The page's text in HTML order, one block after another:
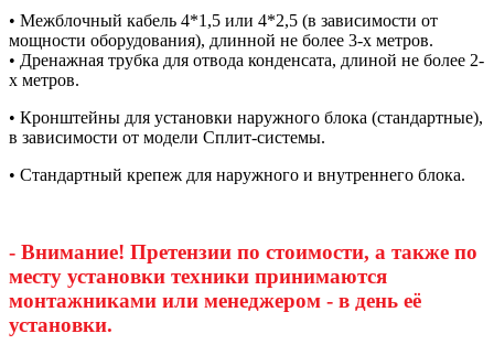
• Межблочный кабель 4*1,5 или 4*2,5 (в зависимости от
мощности оборудования), длинной не более 3-х метров.
• Дренажная трубка для отвода конденсата, длиной не более 2-
х метров.
• Кронштейны для установки наружного блока (стандартные),
в зависимости от модели Сплит-системы.
• Стандартный крепеж для наружного и внутреннего блока.
- Внимание! Претензии по стоимости, а также по
месту установки техники принимаются
монтажниками или менеджером - в день её
установки.